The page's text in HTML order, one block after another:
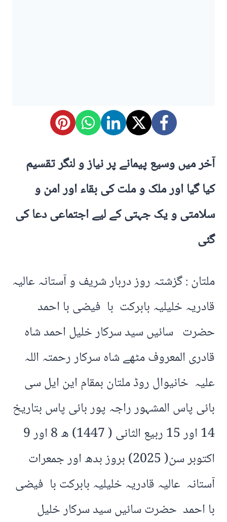
آخر میں وسیع پیمانے پر نیاز و لنگر تقسیم
کیا گیا اور ملک و ملت کی بقاء اور امن و
سلامتی و یک جہتی کے لیے اجتماعی دعا کی
گئی
ملتان : گزشتہ روز دربار شریف و آستانہ عالیہ
قادریہ خلیلیہ بابرکت با فیضی با احمد
حضرت سائیں سید سرکار خلیل احمد شاہ
قادری المعروف مٹھے شاہ سرکار رحمتہ اللہ
علیہ خانیوال روڈ ملتان بمقام این ایل سی
بائی پاس المشہور راجہ پور بائی پاس بتاریخ
14 اور 15 ربیع الثانی ( 1447) ھ 8 اور 9
اکتوبر سن( 2025) بروز بدھ اور جمعرات
آستانہ عالیہ قادریہ خلیلیہ بابرکت با فیضی
با احمد حضرت سائیں سید سرکار خلیل